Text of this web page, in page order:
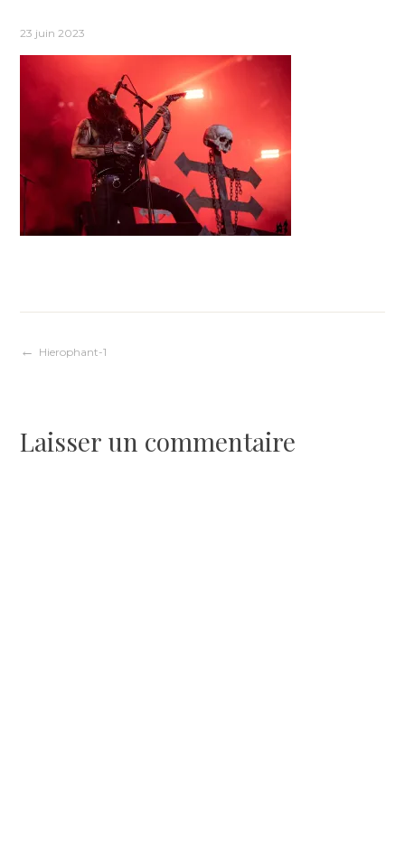
23 juin 2023
Navigation
l’article
Hierophant-1
Laisser un commentaire